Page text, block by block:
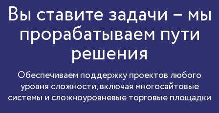
Вы ставите задачи – мы
прорабатываем пути
решения
Обеспечиваем поддержку проектов любого
уровня сложности, включая многосайтовые
системы и сложноуровневые торговые площадки